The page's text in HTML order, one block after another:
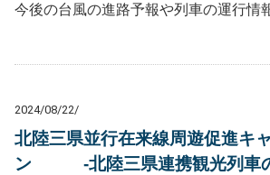
今後の台風の進路予報や列車の運行情
2024/08/22/
北陸三県並行在来線周遊促進キ
ン -北陸三県連携観光列車の